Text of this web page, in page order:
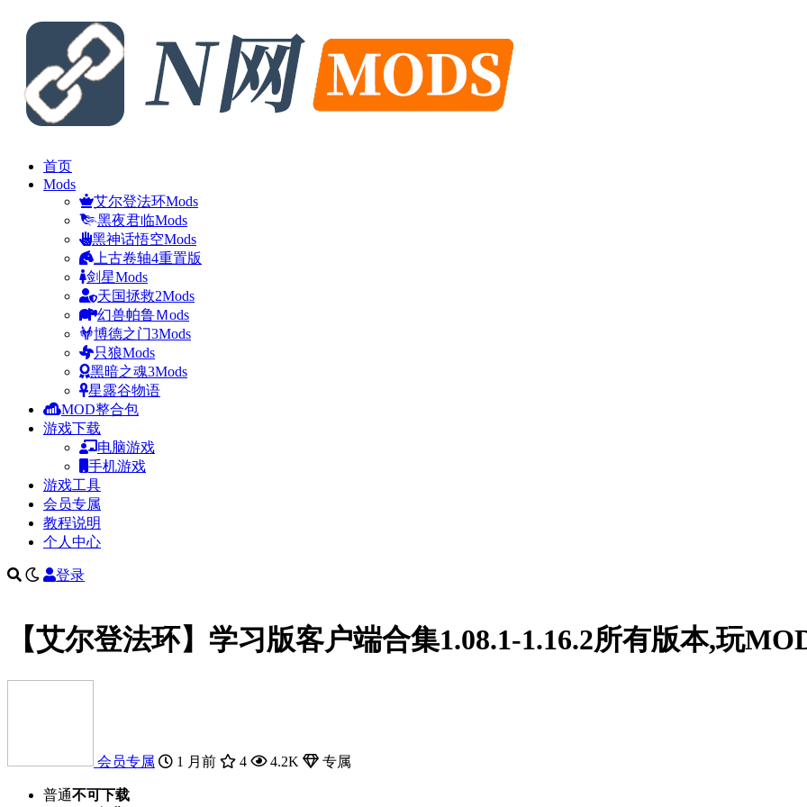
首页
Mods
艾尔登法环Mods
黑夜君临Mods
黑神话悟空Mods
上古卷轴4重置版
剑星Mods
天国拯救2Mods
幻兽帕鲁Ｍods
博德之门3Mods
只狼Mods
黑暗之魂3Mods
星露谷物语
MOD整合包
游戏下载
电脑游戏
手机游戏
游戏工具
会员专属
教程说明
个人中心
登录
【艾尔登法环】学习版客户端合集1.08.1-1.16.2所有版本,玩
会员专属 1 月前 4 4.2K 专属
普通不可下载